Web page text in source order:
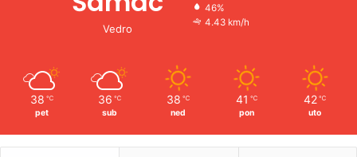
Vedro
46%
4.43 km/h
38 ℃
pet
36 ℃
sub
38 ℃
ned
41 ℃
pon
42 ℃
uto